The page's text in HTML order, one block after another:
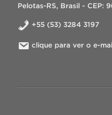
Pelotas-RS, Brasil - CEP:
+55 (53) 3284 3197
clique para ver o e-